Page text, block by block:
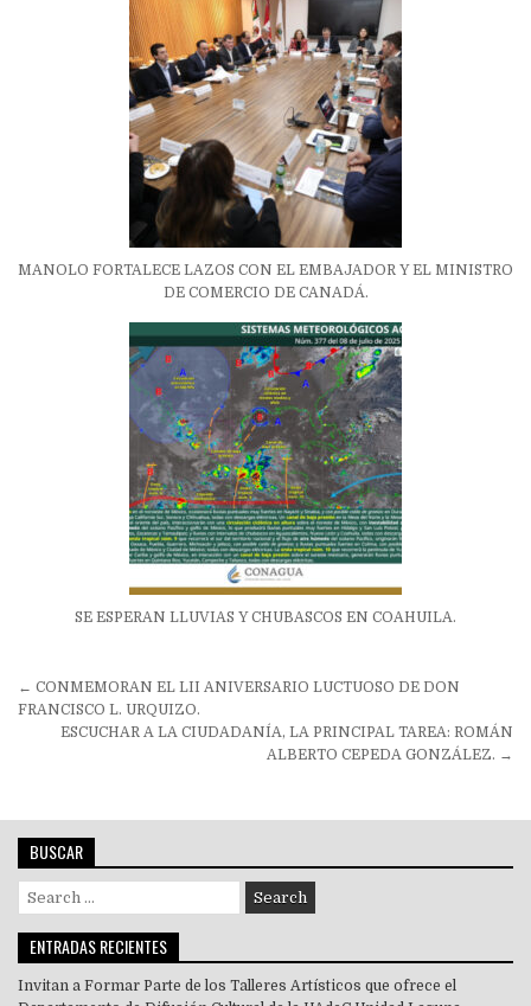
MANOLO FORTALECE LAZOS CON EL EMBAJADOR Y EL MINISTRO
DE COMERCIO DE CANADÁ.
SE ESPERAN LLUVIAS Y CHUBASCOS EN COAHUILA.
Navegación
de
entradas
← CONMEMORAN EL LII ANIVERSARIO LUCTUOSO DE DON
FRANCISCO L. URQUIZO.
ESCUCHAR A LA CIUDADANÍA, LA PRINCIPAL TAREA: ROMÁN
ALBERTO CEPEDA GONZÁLEZ. →
BUSCAR
Search
for:
ENTRADAS RECIENTES
Invitan a Formar Parte de los Talleres Artísticos que ofrece el